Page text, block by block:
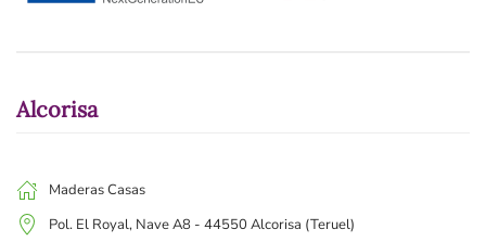
Alcorisa
Maderas Casas
Pol. El Royal, Nave A8 - 44550 Alcorisa (Teruel)